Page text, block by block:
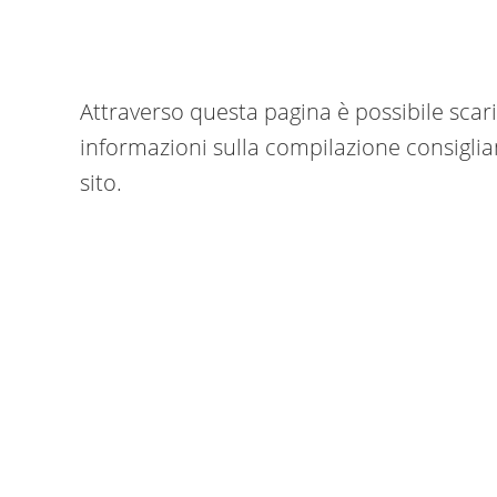
Attraverso questa pagina è possibile
informazioni sulla compilazione
sito.